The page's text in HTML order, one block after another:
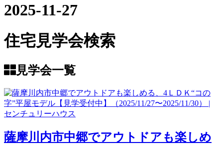
2025-11-27
住宅見学会検索
見学会一覧
薩摩川内市中郷でアウトドアも楽しめ